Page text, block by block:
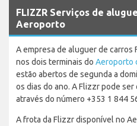
FLIZZR Serviços de
Aeroporto
A empresa de aluguer de
nos dois terminais do Aeroporto
estão abertos de segunda a
os dias do ano. A Flizzr pode
através do número +353 1 844
A frota da Flizzr disponível no